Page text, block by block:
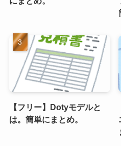
【フリー】Dotyモデルと
は。簡単にまとめ。